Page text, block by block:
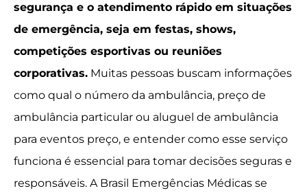
segurança e o atendimento rápido em situações
de emergência, seja em festas, shows,
competições esportivas ou reuniões
corporativas. Muitas pessoas buscam informações
como qual o número da ambulância, preço de
ambulância particular ou aluguel de ambulância
para eventos preço, e entender como esse serviço
funciona é essencial para tomar decisões seguras e
responsáveis. A Brasil Emergências Médicas se